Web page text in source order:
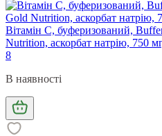
Вітамін С, буферизований,
Nutrition, аскорбат натрію, 750
8
В наявності